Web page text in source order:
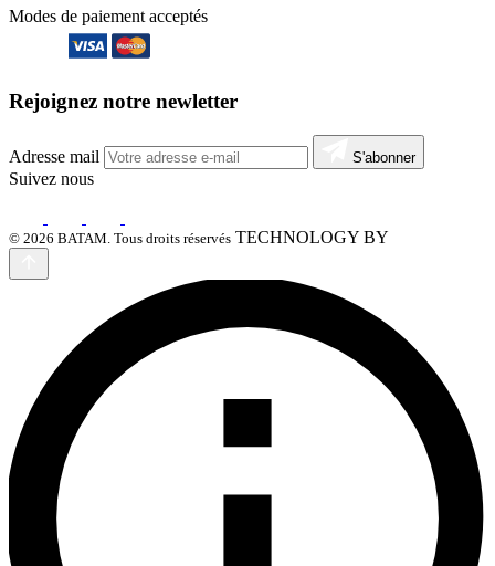
Modes de paiement acceptés
Rejoignez notre newletter
Adresse mail S'abonner
Suivez nous
© 2026 BATAM. Tous droits réservés TECHNOLOGY BY